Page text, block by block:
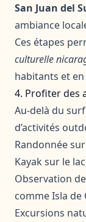
San Juan del
ambiance
Ces étapes
culturelle
habitants et
4. Profiter des
Au-delà du
d’activités
Randonnée
Kayak sur le
Observation
comme Isla de
Excursions